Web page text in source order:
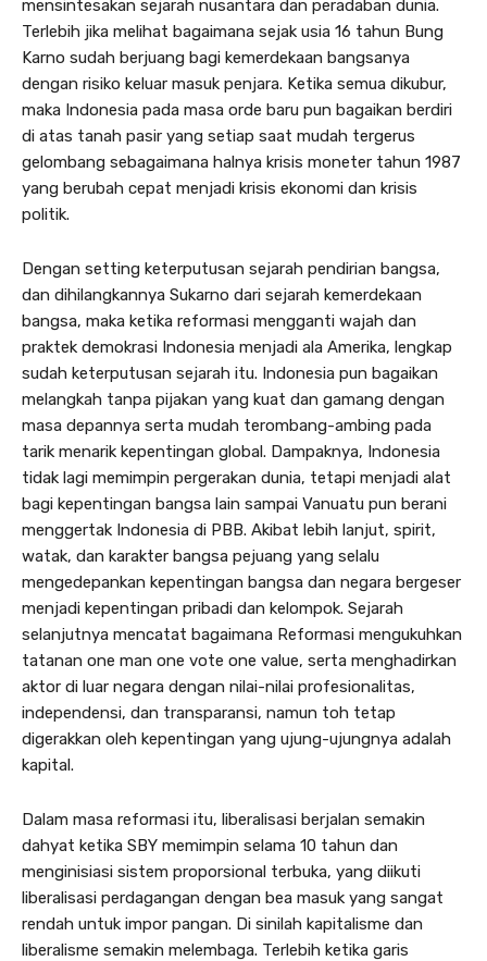
mensintesakan sejarah nusantara dan peradaban dunia.
Terlebih jika melihat bagaimana sejak usia 16 tahun Bung
Karno sudah berjuang bagi kemerdekaan bangsanya
dengan risiko keluar masuk penjara. Ketika semua dikubur,
maka Indonesia pada masa orde baru pun bagaikan berdiri
di atas tanah pasir yang setiap saat mudah tergerus
gelombang sebagaimana halnya krisis moneter tahun 1987
yang berubah cepat menjadi krisis ekonomi dan krisis
politik.
Dengan setting keterputusan sejarah pendirian bangsa,
dan dihilangkannya Sukarno dari sejarah kemerdekaan
bangsa, maka ketika reformasi mengganti wajah dan
praktek demokrasi Indonesia menjadi ala Amerika, lengkap
sudah keterputusan sejarah itu. Indonesia pun bagaikan
melangkah tanpa pijakan yang kuat dan gamang dengan
masa depannya serta mudah terombang-ambing pada
tarik menarik kepentingan global. Dampaknya, Indonesia
tidak lagi memimpin pergerakan dunia, tetapi menjadi alat
bagi kepentingan bangsa lain sampai Vanuatu pun berani
menggertak Indonesia di PBB. Akibat lebih lanjut, spirit,
watak, dan karakter bangsa pejuang yang selalu
mengedepankan kepentingan bangsa dan negara bergeser
menjadi kepentingan pribadi dan kelompok. Sejarah
selanjutnya mencatat bagaimana Reformasi mengukuhkan
tatanan one man one vote one value, serta menghadirkan
aktor di luar negara dengan nilai-nilai profesionalitas,
independensi, dan transparansi, namun toh tetap
digerakkan oleh kepentingan yang ujung-ujungnya adalah
kapital.
Dalam masa reformasi itu, liberalisasi berjalan semakin
dahyat ketika SBY memimpin selama 10 tahun dan
menginisiasi sistem proporsional terbuka, yang diikuti
liberalisasi perdagangan dengan bea masuk yang sangat
rendah untuk impor pangan. Di sinilah kapitalisme dan
liberalisme semakin melembaga. Terlebih ketika garis